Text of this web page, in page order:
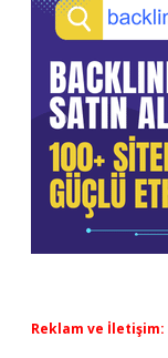
Reklam ve İletişim: